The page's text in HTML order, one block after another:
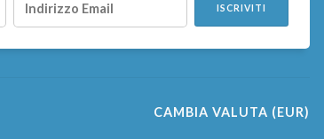
ISCRIVITI
CAMBIA VALUTA (EUR)